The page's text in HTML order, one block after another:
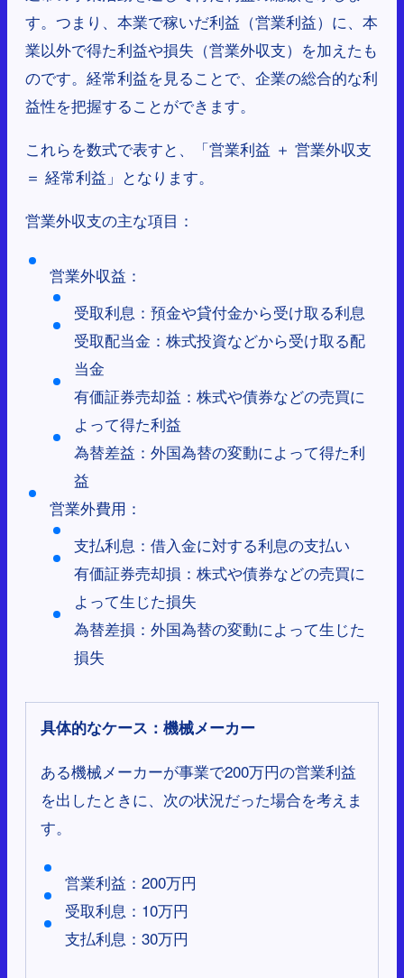
す。つまり、本業で稼いだ利益（営業利益）に、本
業以外で得た利益や損失（営業外収支）を加えたも
のです。経常利益を見ることで、企業の総合的な利
益性を把握することができます。
これらを数式で表すと、「営業利益 ＋ 営業外収支
＝ 経常利益」となります。
営業外収支の主な項目：
営業外収益：
受取利息：預金や貸付金から受け取る利息
受取配当金：株式投資などから受け取る配
当金
有価証券売却益：株式や債券などの売買に
よって得た利益
為替差益：外国為替の変動によって得た利
益
営業外費用：
支払利息：借入金に対する利息の支払い
有価証券売却損：株式や債券などの売買に
よって生じた損失
為替差損：外国為替の変動によって生じた
損失
具体的なケース：機械メーカー
ある機械メーカーが事業で200万円の営業利益
を出したときに、次の状況だった場合を考えま
す。
営業利益：200万円
受取利息：10万円
支払利息：30万円